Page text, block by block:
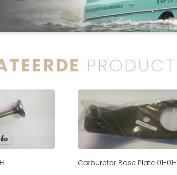
Carburetor Base Plate 01-01-